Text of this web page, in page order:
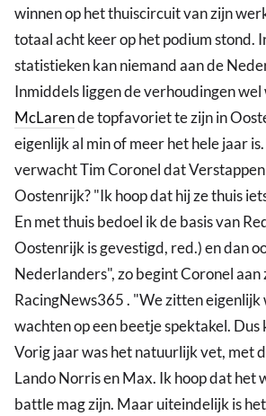
winnen op het thuiscircuit van zijn
totaal acht keer op het podium stond.
statistieken kan niemand aan de
Inmiddels liggen de verhoudingen
McLarende topfavoriet te zijn in
eigenlijk al min of meer het hele jaar
verwacht Tim Coronel dat
Oostenrijk? "Ik hoop dat hij ze thuis
En met thuis bedoel ik de basis van
Oostenrijk is gevestigd, red.) en dan
Nederlanders", zo begint Coronel aan
RacingNews365 . "We zitten eigenlijk
wachten op een beetje spektakel. Dus
Vorig jaar was het natuurlijk vet, met
Lando Norris en Max. Ik hoop dat het
battle mag zijn. Maar uiteindelijk is